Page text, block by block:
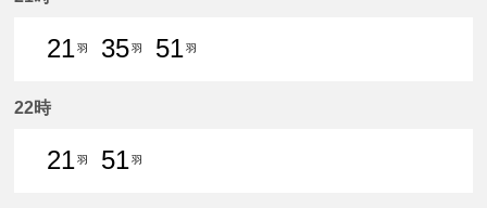
21羽
35羽
51羽
22時
21羽
51羽